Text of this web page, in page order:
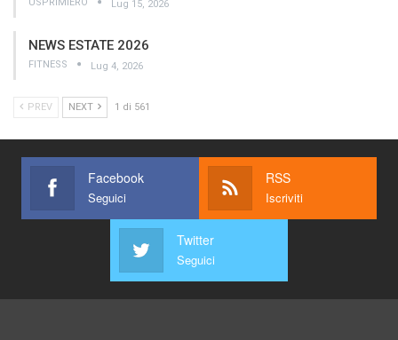
USPRIMIERO Lug 15, 2026
NEWS ESTATE 2026
FITNESS Lug 4, 2026
PREV NEXT 1 di 561
Facebook
Seguici
RSS
Iscriviti
Twitter
Seguici